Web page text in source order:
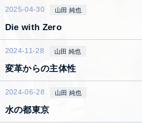
2025-04-30 山田 純也
Die with Zero
2024-11-28 山田 純也
変革からの主体性
2024-06-28 山田 純也
水の都東京